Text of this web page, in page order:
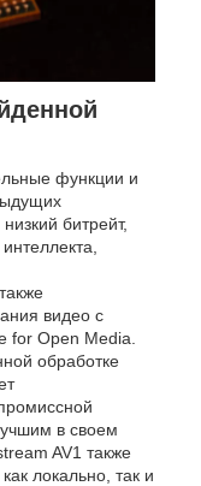
функции и
битрейт,
видео с
for Open Media.
обработке
в своем
AV1 также
локально, так и